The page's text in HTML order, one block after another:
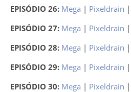
EPISÓDIO 26: Mega | Pixeldrain |
EPISÓDIO 27: Mega | Pixeldrain |
EPISÓDIO 28: Mega | Pixeldrain |
EPISÓDIO 29: Mega | Pixeldrain |
EPISÓDIO 30: Mega | Pixeldrain |